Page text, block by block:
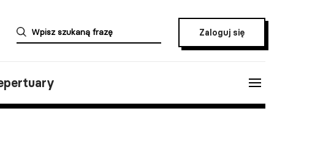
Zaloguj się